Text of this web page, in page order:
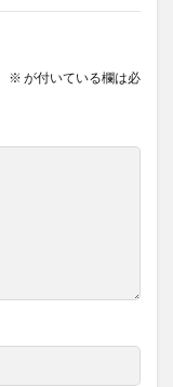
※ が付いている欄は必